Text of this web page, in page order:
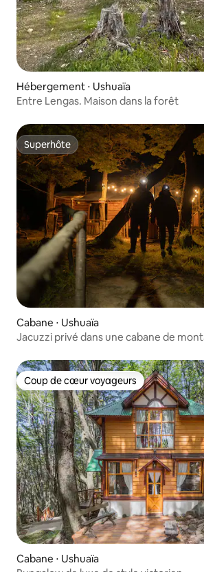
Hébergement ⋅ Ushuaïa
Entre Lengas. Maison dans la forêt
Superhôte
Superhôte
Cabane ⋅ Ushuaïa
Jacuzzi privé dans une cabane de
Coup de cœur voyageurs
Coup de cœur voyageurs
Cabane ⋅ Ushuaïa